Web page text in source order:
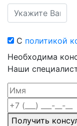
С политикой
Необходима
Наши
Получить